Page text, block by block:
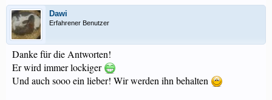
Dawi
Erfahrener Benutzer
Danke für die Antworten!
Er wird immer lockiger
Und auch sooo ein lieber! Wir werden ihn behalten